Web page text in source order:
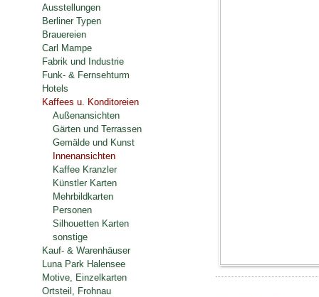
Ausstellungen
Berliner Typen
Brauereien
Carl Mampe
Fabrik und Industrie
Funk- & Fernsehturm
Hotels
Kaffees u. Konditoreien
Außenansichten
Gärten und Terrassen
Gemälde und Kunst
Innenansichten
Kaffee Kranzler
Künstler Karten
Mehrbildkarten
Personen
Silhouetten Karten
sonstige
Kauf- & Warenhäuser
Luna Park Halensee
Motive, Einzelkarten
Ortsteil, Frohnau